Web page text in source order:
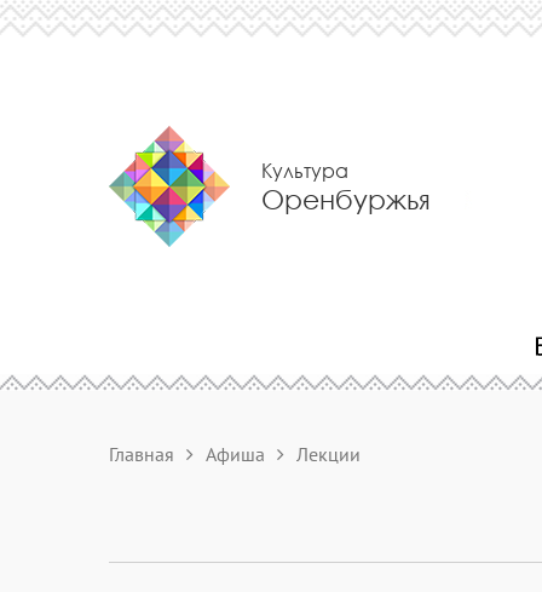
Культура
Оренбуржья
Главная Афиша Лекции